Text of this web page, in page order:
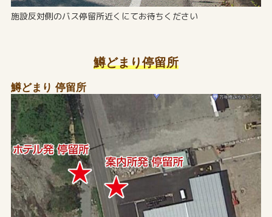
施設反対側のバス停留所近くにてお待ちください
鱒どまり停留所
鱒どまり 停留所